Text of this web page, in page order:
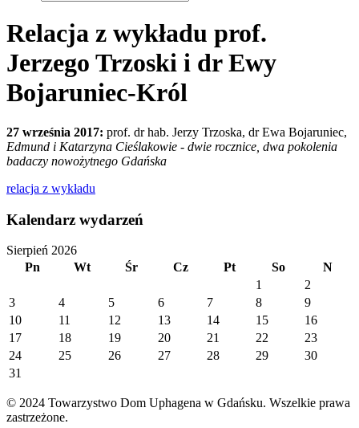
Relacja z wykładu prof.
Jerzego Trzoski i dr Ewy
Bojaruniec-Król
27 września 2017: prof. dr hab. Jerzy Trzoska, dr Ewa Bojaruniec,
Edmund i Katarzyna Cieślakowie - dwie rocznice, dwa pokolenia
badaczy nowożytnego Gdańska
relacja z wykładu
Kalendarz wydarzeń
Sierpień 2026
Pn
Wt Śr Cz Pt So
N
1
2
3
4 5 6 7 8
9
10
11 12 13 14 15
16
17
18 19 20 21 22
23
24
25 26 27 28 29
30
31
© 2024 Towarzystwo Dom Uphagena w Gdańsku. Wszelkie prawa
zastrzeżone.